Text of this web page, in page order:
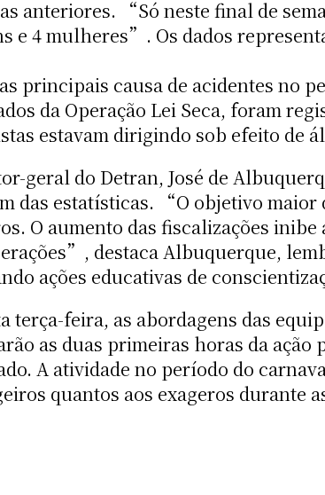
anteriores. “Só neste final de
e 4 mulheres”. Os dados
principais causa de acidentes no
da Operação Lei Seca, foram
estavam dirigindo sob efeito de
geral do Detran, José de
das estatísticas. “O objetivo maior
O aumento das fiscalizações
destaca Albuquerque,
ações educativas de
terça-feira, as abordagens das
as duas primeiras horas da
A atividade no período do
quantos aos exageros durante